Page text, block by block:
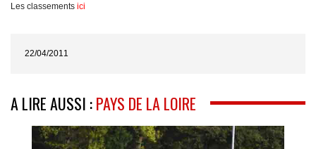
Les classements ici
22/04/2011
A LIRE AUSSI :PAYS DE LA LOIRE